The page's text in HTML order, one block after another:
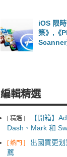
iOS 限
築》,《
Scanner
編輯精選
[ 精選 ]
【開箱】
Dash、Mark 和
[ 熱門 ]
出國買更
薦